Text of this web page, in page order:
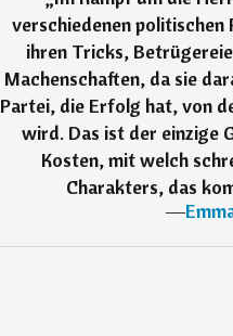
verschiedenen
ihren Tricks,
Machenschaften, da sie
Partei, die Erfolg hat, von
wird. Das ist der einzige
Kosten, mit welch
Charakters, das
―